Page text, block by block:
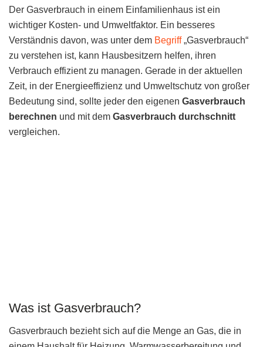
Der Gasverbrauch in einem Einfamilienhaus ist ein
wichtiger Kosten- und Umweltfaktor. Ein besseres
Verständnis davon, was unter dem Begriff„Gasverbrauch“
zu verstehen ist, kann Hausbesitzern helfen, ihren
Verbrauch effizient zu managen. Gerade in der aktuellen
Zeit, in der Energieeffizienz und Umweltschutz von großer
Bedeutung sind, sollte jeder den eigenen Gasverbrauch
berechnen und mit dem Gasverbrauch durchschnitt
vergleichen.
Was ist Gasverbrauch?
Gasverbrauch bezieht sich auf die Menge an Gas, die in